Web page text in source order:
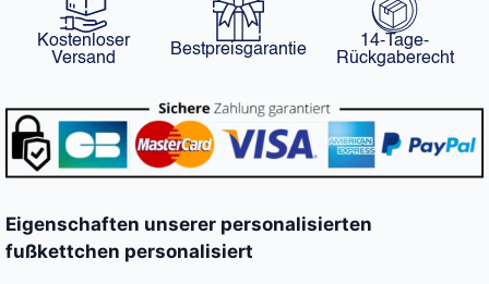
Kostenloser
Versand
Bestpreisgarantie
14-Tage-
Rückgaberecht
Eigenschaften unserer personalisierten
fußkettchen personalisiert